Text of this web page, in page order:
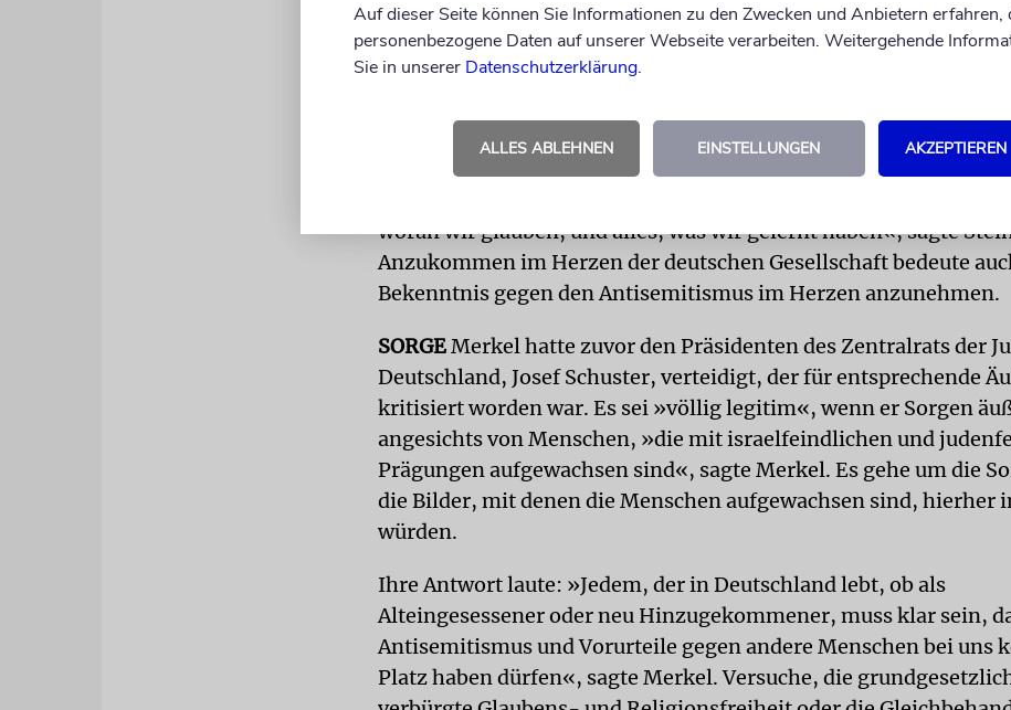
Gemeinschaft in Deutschland vor wachsendem Judenhass durch
Flüchtlinge geäußert. Auch Steinmeier sagte, der Kampf gegen
Flüchtlinge ein wichtiges Thema.
Für jeden, der hier lebt, müsse klar sein: »Antisemitismus geht
woran wir glauben, und alles, was wir gelernt haben«, sagte
Anzukommen im Herzen der deutschen Gesellschaft bedeute
Bekenntnis gegen den Antisemitismus im Herzen anzunehmen.
SORGEMerkel hatte zuvor den Präsidenten des Zentralrats der
Deutschland, Josef Schuster, verteidigt, der für entsprechende
kritisiert worden war. Es sei »völlig legitim«, wenn er Sorgen
angesichts von Menschen, »die mit israelfeindlichen und
Prägungen aufgewachsen sind«, sagte Merkel. Es gehe um die
die Bilder, mit denen die Menschen aufgewachsen sind, hierher
würden.
Ihre Antwort laute: »Jedem, der in Deutschland lebt, ob als
Alteingesessener oder neu Hinzugekommener, muss klar sein,
Antisemitismus und Vorurteile gegen andere Menschen bei uns
Platz haben dürfen«, sagte Merkel. Versuche, die
Auf dieser Seite können Sie Informationen zu den Zwecken und Anbietern erfahren,
personenbezogene Daten auf unserer Webseite verarbeiten. Weitergehende
Sie in unserer Datenschutzerklärung.
ALLES ABLEHNEN EINSTELLUNGEN AKZEPTIEREN